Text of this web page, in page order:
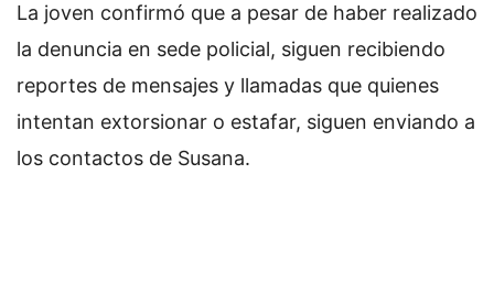
La joven confirmó que a pesar de haber realizado
la denuncia en sede policial, siguen recibiendo
reportes de mensajes y llamadas que quienes
intentan extorsionar o estafar, siguen enviando a
los contactos de Susana.